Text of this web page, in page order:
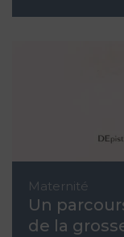
Maternité
Un
de la